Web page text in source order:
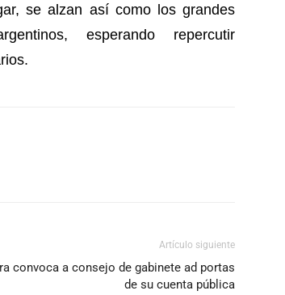
el
volumen.
flecha
arriba/abajo
se alzan así como los grandes
esperando repercutir
Artículo siguiente
convoca a consejo de gabinete ad portas
de su cuenta pública